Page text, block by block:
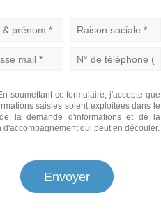
soumettant ce formulaire, j'accepte que
saisies soient exploitées dans le
la demande d'informations et de la
d'accompagnement qui peut en découler.